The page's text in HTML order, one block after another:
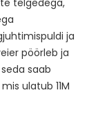
telgedega,
ja
pöörleb ja
saab
ulatub 11M